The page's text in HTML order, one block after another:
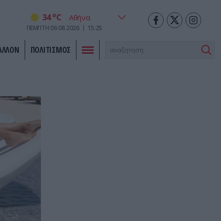
34 oC
ΠΕΜΠΤΗ 06 08 2026 15:25
ΠΟΛΙΤΙΣΜΟΣ